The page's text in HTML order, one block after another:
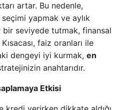
artar. Bu nedenle,
yapmak ve aylık
seviyede tutmak, finansal
faiz oranları ile
dengeyi iyi kurmak, en
anahtarıdır.
Etkisi